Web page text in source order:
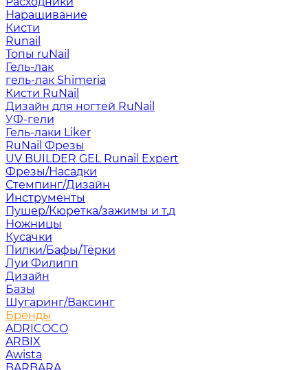
Наращивание
Кисти
Runail
Топы ruNail
Гель-лак
гель-лак Shimeria
Кисти RuNail
Дизайн для ногтей RuNail
УФ-гели
Гель-лаки Liker
RuNail Фрезы
UV BUILDER GEL Runail Expert
Фрезы/Насадки
Стемпинг/Дизайн
Инструменты
Пушер/Кюретка/зажимы и т.д
Ножницы
Кусачки
Пилки/Бафы/Тёрки
Луи Филипп
Дизайн
Базы
Шугаринг/Ваксинг
Бренды
ADRICOCO
ARBIX
Awista